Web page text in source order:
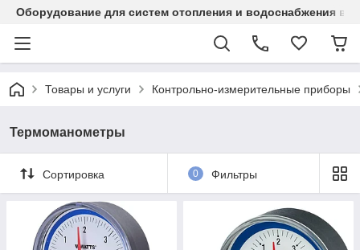
Оборудование для систем отопления и водоснабжения в
Товары и услуги Контрольно-измерительные приборы
Термоманометры
Сортировка 0 Фильтры